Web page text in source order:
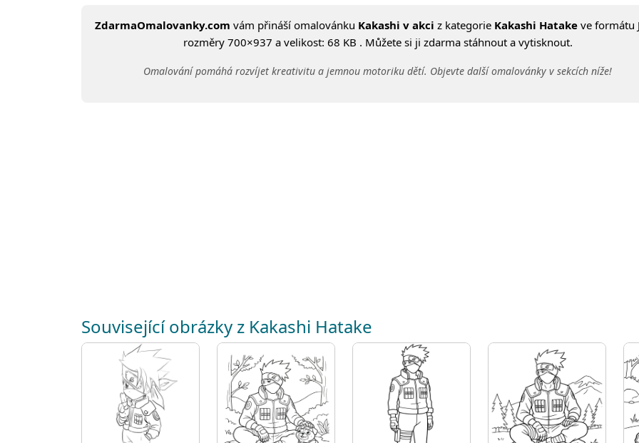
ZdarmaOmalovanky.com vám přináší omalovánku Kakashi v akci z kategorie Kakashi Hatake ve formátu
rozměry 700×937 a velikost: 68 KB . Můžete si ji zdarma stáhnout a vytisknout.
Omalování pomáhá rozvíjet kreativitu a jemnou motoriku dětí. Objevte další omalovánky v sekcích níže!
Související obrázky z Kakashi Hatake